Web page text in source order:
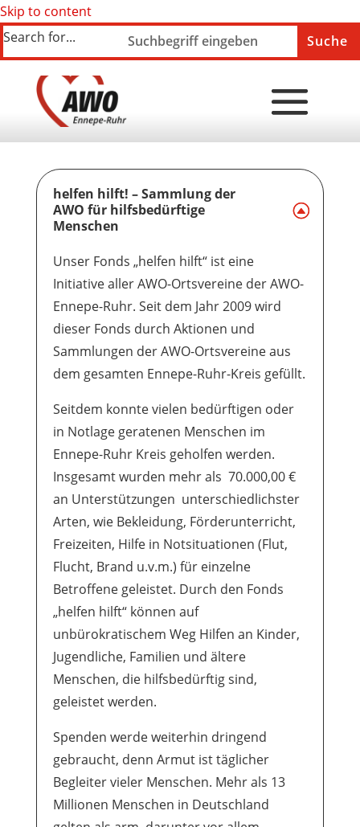
Skip to content
Search for...
helfen hilft! – Sammlung der
AWO für hilfsbedürftige
Menschen
Unser Fonds „helfen hilft“ ist eine
Initiative aller AWO-Ortsvereine der AWO-
Ennepe-Ruhr. Seit dem Jahr 2009 wird
dieser Fonds durch Aktionen und
Sammlungen der AWO-Ortsvereine aus
dem gesamten Ennepe-Ruhr-Kreis gefüllt.
Seitdem konnte vielen bedürftigen oder
in Notlage geratenen Menschen im
Ennepe-Ruhr Kreis geholfen werden.
Insgesamt wurden mehr als 70.000,00 €
an Unterstützungen unterschiedlichster
Arten, wie Bekleidung, Förderunterricht,
Freizeiten, Hilfe in Notsituationen (Flut,
Flucht, Brand u.v.m.) für einzelne
Betroffene geleistet. Durch den Fonds
„helfen hilft“ können auf
unbürokratischem Weg Hilfen an Kinder,
Jugendliche, Familien und ältere
Menschen, die hilfsbedürftig sind,
geleistet werden.
Spenden werde weiterhin dringend
gebraucht, denn Armut ist täglicher
Begleiter vieler Menschen. Mehr als 13
Millionen Menschen in Deutschland